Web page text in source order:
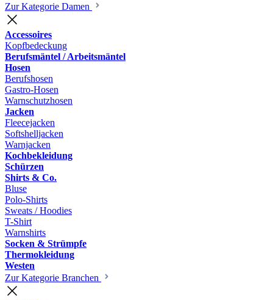
Zur Kategorie Damen
Accessoires
Kopfbedeckung
Berufsmäntel / Arbeitsmäntel
Hosen
Berufshosen
Gastro-Hosen
Warnschutzhosen
Jacken
Fleecejacken
Softshelljacken
Warnjacken
Kochbekleidung
Schürzen
Shirts & Co.
Bluse
Polo-Shirts
Sweats / Hoodies
T-Shirt
Warnshirts
Socken & Strümpfe
Thermokleidung
Westen
Zur Kategorie Branchen